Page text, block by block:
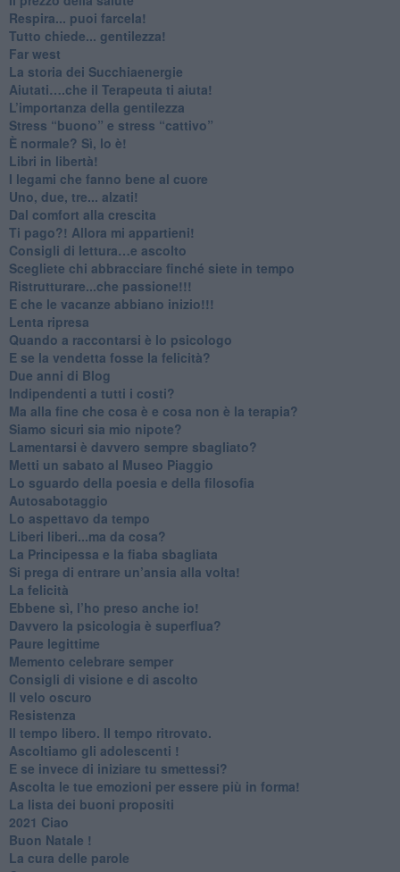
​Respira... puoi farcela!
​Tutto chiede... gentilezza!
​Far west
​La storia dei Succhiaenergie
​Aiutati….che il Terapeuta ti aiuta!
​L’importanza della gentilezza
​Stress “buono” e stress “cattivo”
​È normale? Sì, lo è!
​Libri in libertà!
​I legami che fanno bene al cuore
Uno, due, tre... alzati!​
​Dal comfort alla crescita
​Ti pago?! Allora mi appartieni!​
​Consigli di lettura…e ascolto
​Scegliete chi abbracciare finché siete in tempo
​Ristrutturare...che passione!!!
​E che le vacanze abbiano inizio!!!
​Lenta ripresa
​Quando a raccontarsi è lo psicologo
​E se la vendetta fosse la felicità?
​Due anni di Blog
​Indipendenti a tutti i costi?
​Ma alla fine che cosa è e cosa non è la terapia?
​Siamo sicuri sia mio nipote?
​Lamentarsi è davvero sempre sbagliato?
​Metti un sabato al Museo Piaggio
​Lo sguardo della poesia e della filosofia
Autosabotaggio
​Lo aspettavo da tempo
​Liberi liberi...ma da cosa?
​La Principessa e la fiaba sbagliata
Si prega di entrare un’ansia alla volta!
​La felicità
​Ebbene sì, l’ho preso anche io!
​Davvero la psicologia è superflua?
Paure legittime
​Memento celebrare semper
​Consigli di visione e di ascolto
​Il velo oscuro
Resistenza
​Il tempo libero. Il tempo ritrovato.
Ascoltiamo gli adolescenti !
​E se invece di iniziare tu smettessi?
​Ascolta le tue emozioni per essere più in forma!
​La lista dei buoni propositi
2021 Ciao
Buon Natale !
​La cura delle parole